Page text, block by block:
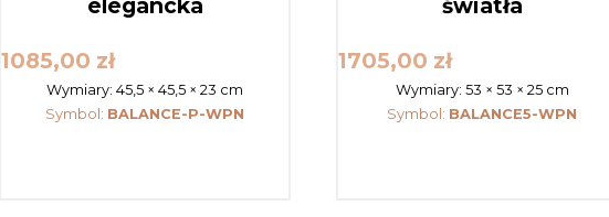
elegancka
1085,00 zł
Wymiary:45,5 × 45,5 × 23 cm
Symbol: BALANCE-P-WPN
światła
1705,00 zł
Wymiary: 53 × 53 × 25 cm
Symbol: BALANCE5-WPN